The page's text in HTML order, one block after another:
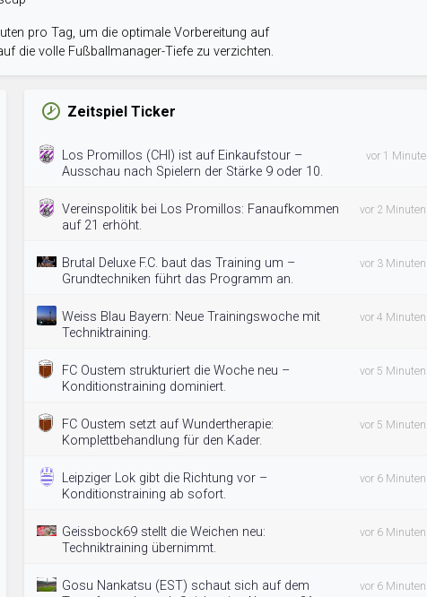
pro Tag, um die optimale Vorbereitung auf
die volle Fußballmanager-Tiefe zu verzichten.
Zeitspiel Ticker
Los Promillos (CHI) ist auf Einkaufstour –
Ausschau nach Spielern der Stärke 9 oder 10.
vor 1 Minute
Vereinspolitik bei Los Promillos: Fanaufkommen
auf 21 erhöht.
vor 2 Minuten
Brutal Deluxe F.C. baut das Training um –
Grundtechniken führt das Programm an.
vor 3 Minuten
Weiss Blau Bayern: Neue Trainingswoche mit
Techniktraining.
vor 4 Minuten
FC Oustem strukturiert die Woche neu –
Konditionstraining dominiert.
vor 5 Minuten
FC Oustem setzt auf Wundertherapie:
Komplettbehandlung für den Kader.
vor 5 Minuten
Leipziger Lok gibt die Richtung vor –
Konditionstraining ab sofort.
vor 6 Minuten
Geissbock69 stellt die Weichen neu:
Techniktraining übernimmt.
vor 6 Minuten
Gosu Nankatsu (EST) schaut sich auf dem
vor 6 Minuten